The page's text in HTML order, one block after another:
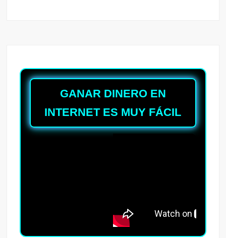
GANAR DINERO EN
INTERNET ES MUY FÁCIL